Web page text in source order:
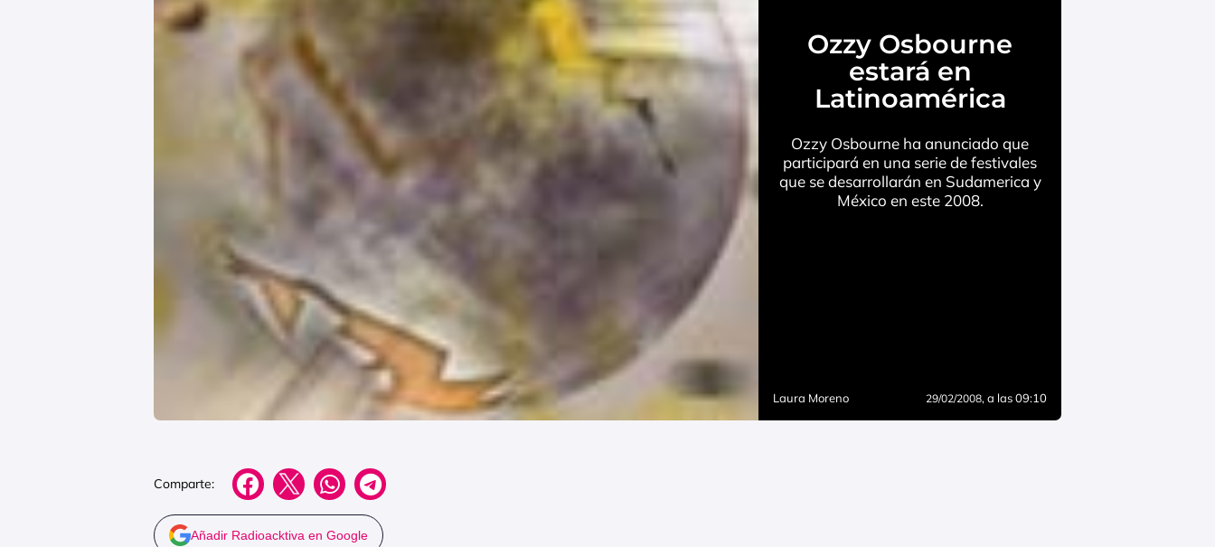
Ozzy Osbourne
estará en
Latinoamérica
Ozzy Osbourne ha anunciado que
participará en una serie de festivales
que se desarrollarán en Sudamerica y
México en este 2008.
Laura Moreno 29/02/2008, a las 09:10
Comparte:
Añadir Radioacktiva en Google